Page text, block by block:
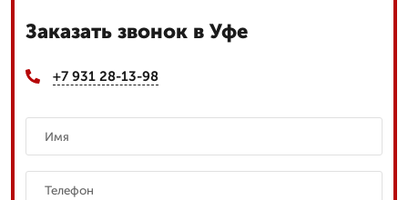
Заказать звонок в Уфе
+7 931 28-13-98